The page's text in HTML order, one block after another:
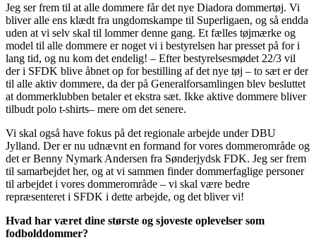
Jeg ser frem til at alle dommere får det nye Diadora dommertøj. Vi
bliver alle ens klædt fra ungdomskampe til Superligaen, og så endda
uden at vi selv skal til lommer denne gang. Et fælles tøjmærke og
model til alle dommere er noget vi i bestyrelsen har presset på for i
lang tid, og nu kom det endelig! – Efter bestyrelsesmødet 22/3 vil
der i SFDK blive åbnet op for bestilling af det nye tøj – to sæt er der
til alle aktiv dommere, da der på Generalforsamlingen blev besluttet
at dommerklubben betaler et ekstra sæt. Ikke aktive dommere bliver
tilbudt polo t-shirts– mere om det senere.
Vi skal også have fokus på det regionale arbejde under DBU
Jylland. Der er nu udnævnt en formand for vores dommerområde og
det er Benny Nymark Andersen fra Sønderjydsk FDK. Jeg ser frem
til samarbejdet her, og at vi sammen finder dommerfaglige personer
til arbejdet i vores dommerområde – vi skal være bedre
repræsenteret i SFDK i dette arbejde, og det bliver vi!
Hvad har været dine største og sjoveste oplevelser som
fodbolddommer?